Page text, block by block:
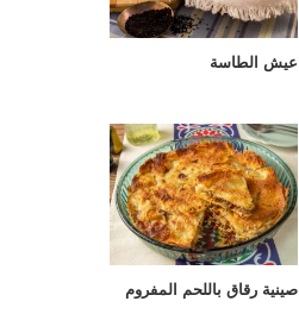
عيش الطاسة
صينية رقاق باللحم المفروم